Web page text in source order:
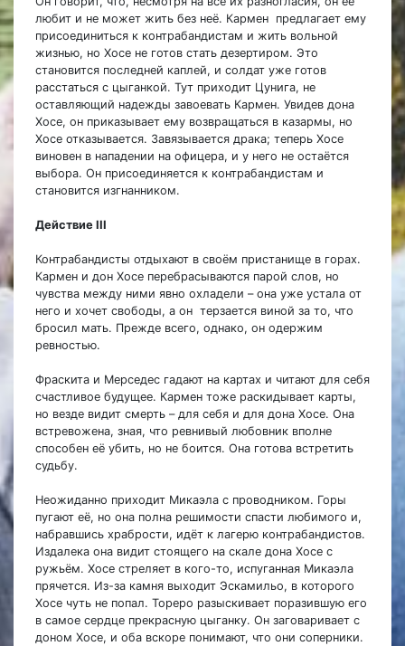
любит и не может жить без неё. Кармен предлагает ему
присоединиться к контрабандистам и жить вольной
жизнью, но Хосе не готов стать дезертиром. Это
становится последней каплей, и солдат уже готов
расстаться с цыганкой. Тут приходит Цунига, не
оставляющий надежды завоевать Кармен. Увидев дона
Хосе, он приказывает ему возвращаться в казармы, но
Хосе отказывается. Завязывается драка; теперь Хосе
виновен в нападении на офицера, и у него не остаётся
выбора. Он присоединяется к контрабандистам и
становится изгнанником.
Действие III
Контрабандисты отдыхают в своём пристанище в горах.
Кармен и дон Хосе перебрасываются парой слов, но
чувства между ними явно охладели – она уже устала от
него и хочет свободы, а он терзается виной за то, что
бросил мать. Прежде всего, однако, он одержим
ревностью.
Фраскита и Мерседес гадают на картах и читают для себя
счастливое будущее. Кармен тоже раскидывает карты,
но везде видит смерть – для себя и для дона Хосе. Она
встревожена, зная, что ревнивый любовник вполне
способен её убить, но не боится. Она готова встретить
судьбу.
Неожиданно приходит Микаэла с проводником. Горы
пугают её, но она полна решимости спасти любимого и,
набравшись храбрости, идёт к лагерю контрабандистов.
Издалека она видит стоящего на скале дона Хосе с
ружьём. Хосе стреляет в кого-то, испуганная Микаэла
прячется. Из-за камня выходит Эскамильо, в которого
Хосе чуть не попал. Тореро разыскивает поразившую его
в самое сердце прекрасную цыганку. Он заговаривает с
доном Хосе, и оба вскоре понимают, что они соперники.